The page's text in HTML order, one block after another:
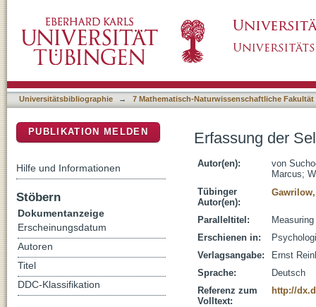
Universitätsbibliographie → 7 Mathematisch-Naturwissenschaftliche Fakultät
Erfassung der
Autor(en):
von
Marcus;
Tübinger
Autor(en):
Paralleltitel:
Erschienen in:
Verlagsangabe:
Ernst
Sprache:
Deutsch
Referenz zum
Volltext:
http://
PUBLIKATION MELDEN
Hilfe und Informationen
Stöbern
Dokumentanzeige
Erscheinungsdatum
Autoren
Titel
DDC-Klassifikation